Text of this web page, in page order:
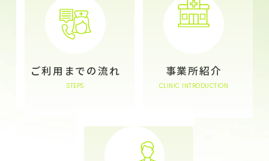
ご利用までの流れ
STEPS
事業所紹介
CLINIC INTRODUCTION